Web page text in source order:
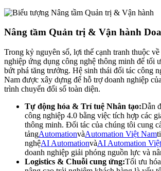
Nâng tầm Quản trị & Vận hành
Trong kỷ nguyên số, lợi thế cạnh tranh thuộc
nghiệp ứng dụng công nghệ thông minh để tối
bứt phá tăng trưởng. Hệ sinh thái đối tác công
Nam được xây dựng để hỗ trợ doanh nghiệp
trình chuyển đổi số toàn diện.
Tự động hóa & Trí tuệ Nhân tạo:Dẫn
công nghiệp 4.0 bằng việc tích hợp các
thông minh. Đối tác của chúng tôi cung
tảngAutomationvàAutomation Việt Nam
nghệAI AutomationvàAI Automation
doanh nghiệp giải phóng nguồn lực và
Logistics & Chuỗi cung ứng:Tối ưu